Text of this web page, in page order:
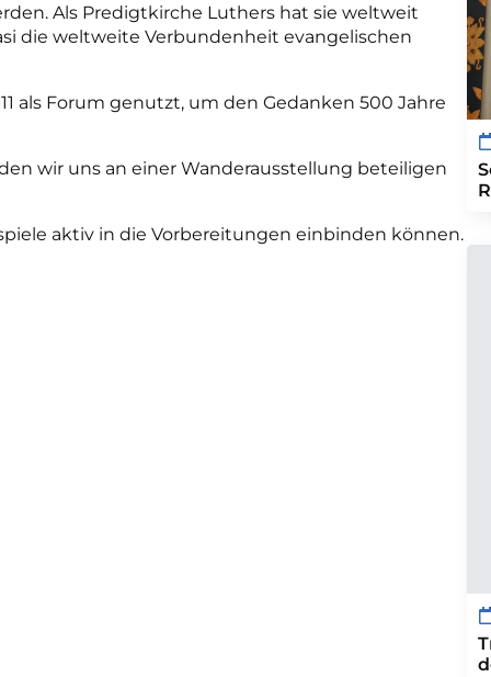
Als Predigtkirche Luthers hat sie weltweit
die weltweite Verbundenheit evangelischen
als Forum genutzt, um den Gedanken 500 Jahre
wir uns an einer Wanderausstellung beteiligen
aktiv in die Vorbereitungen einbinden können.